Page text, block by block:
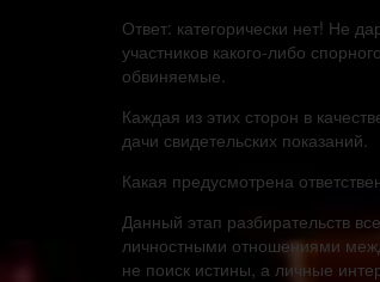
Ответ: категорически нет! Не
участников какого-либо
обвиняемые.
Каждая из этих сторон в
дачи свидетельских показаний.
Какая предусмотрена
Данный этап разбирательств
личностными отношениями
не поиск истины, а личные